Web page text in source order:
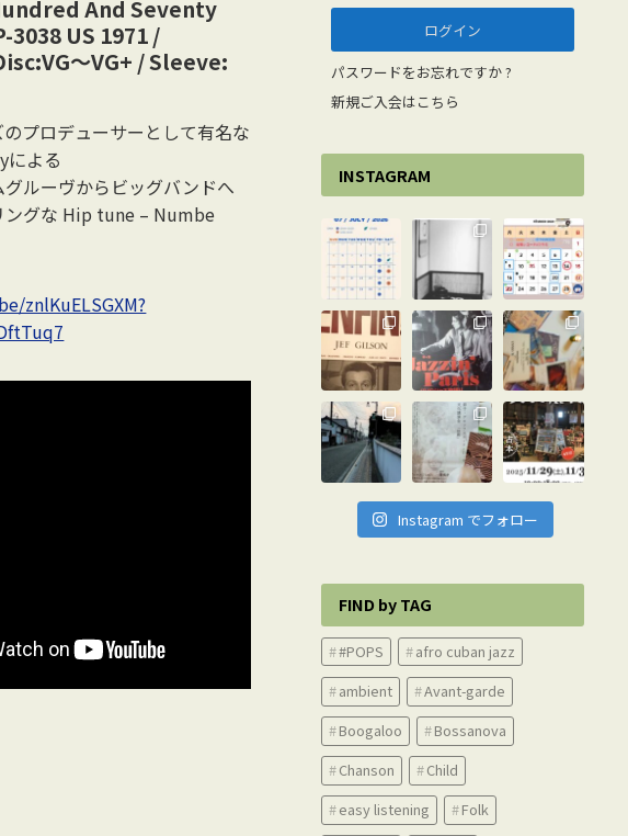
And Seventy
3038 US 1971 /
〜VG+ / Sleeve:
プロデューサーとして有名な
による
ルーヴからビッグバンドへ
ングな Hip tune – Numbe
znlKuELSGXM?
パスワードをお忘れですか ?
新規ご入会はこちら
INSTAGRAM
Instagram でフォロー
FIND by TAG
#POPS
afro cuban jazz
ambient
Avant-garde
Boogaloo
Bossanova
Chanson
Child
easy listening
Folk